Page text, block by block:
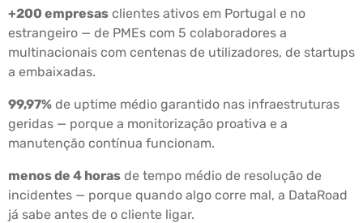
+200 empresas clientes ativos em Portugal e no
estrangeiro — de PMEs com 5 colaboradores a
multinacionais com centenas de utilizadores, de startups
a embaixadas.
99,97% de uptime médio garantido nas infraestruturas
geridas — porque a monitorização proativa e a
manutenção contínua funcionam.
menos de 4 horas de tempo médio de resolução de
incidentes — porque quando algo corre mal, a DataRoad
já sabe antes de o cliente ligar.